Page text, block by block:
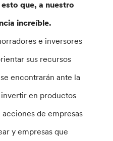
que, a nuestro
increíble.
e inversores
sus recursos
encontrarán ante la
en productos
de empresas
y empresas que